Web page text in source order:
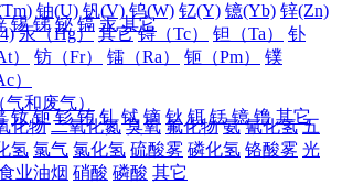
铀(U) 钒(V) 钨(W) 钇(Y) 镱(Yb) 锌(Zn)
汞（Hg） 其它 锝（Tc） 钽（Ta）
钋
） 钫（Fr） 镭（Ra） 钷（Pm）
镤
）
和废气）
化物 二氧化氮 臭氧 氟化物 氨 氰化氢 五
氢 氯气 氯化氢 硫酸雾 磷化氢 铬酸雾 光
业油烟 硝酸 磷酸 其它
锡 锑 铋 镉 汞 其它
钕 钷 钐 铕 钆 铽 镝 钬 铒 铥 镱 镥 其它